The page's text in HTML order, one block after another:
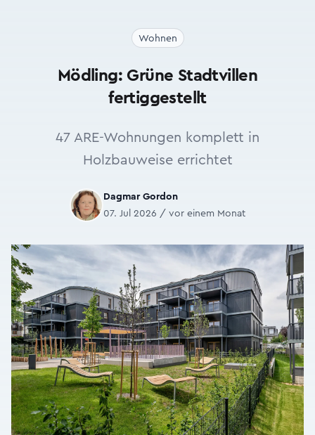
Wohnen
Mödling: Grüne Stadtvillen
fertiggestellt
47 ARE-Wohnungen komplett in
Holzbauweise errichtet
Dagmar Gordon
07. Jul 2026 / vor einem Monat